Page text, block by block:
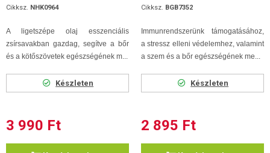
Cikksz. NHK0964
A ligetszépe olaj esszenciális
zsírsavakban gazdag, segítve a bőr
és a kötőszövetek egészségének m...
Készleten
3 990 Ft
Cikksz. BGB7352
Immunrendszerünk támogatásához,
a stressz elleni védelemhez, valamint
a szem és a bőr egészségének me...
Készleten
2 895 Ft